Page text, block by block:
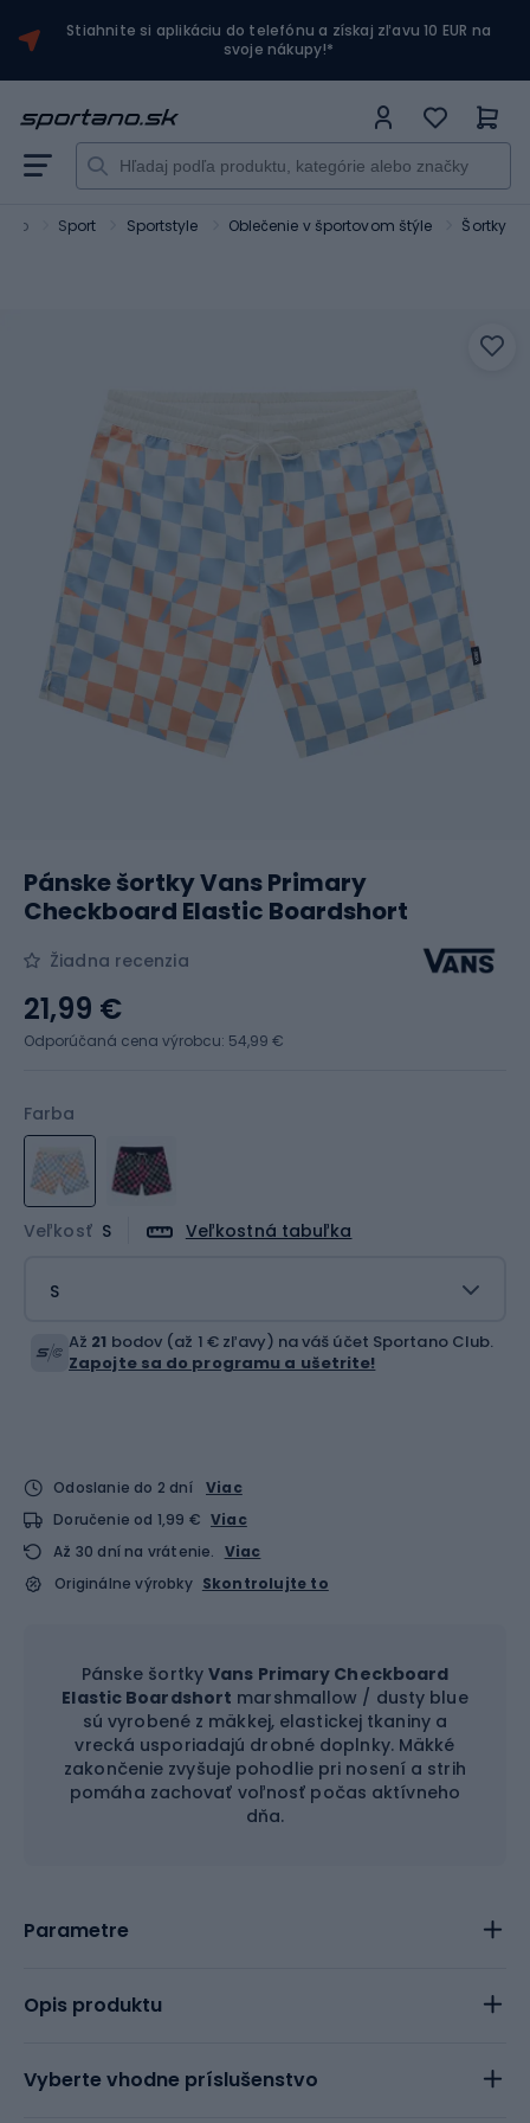
Stiahnite si aplikáciu do telefónu a získaj zľavu 10 EUR na
svoje nákupy!*
Sport Sportstyle Oblečenie v športovom štýle Šortky
Pánske šortky Vans Primary
Checkboard Elastic Boardshort
Žiadna recenzia
Farba
Veľkosť S Veľkostná tabuľka
S
21,99 €
Odporúčaná cena výrobcu: 54,99 €
Až 21 bodov (až 1 € zľavy) na váš účet Sportano Club.
Zapojte sa do programu a ušetrite!
Odoslanie do 2 dní
Viac
Doručenie od 1,99 € Viac
Až 30 dní na vrátenie. Viac
Originálne výrobky Skontrolujte to
Pánske šortkyVans Primary Checkboard
Elastic Boardshort marshmallow / dusty blue
sú vyrobené z mäkkej, elastickej tkaniny a
vrecká usporiadajú drobné doplnky. Mäkké
zakončenie zvyšuje pohodlie pri nosení a strih
pomáha zachovať voľnosť počas aktívneho
dňa.
Parametre
Opis produktu
Vyberte vhodne príslušenstvo